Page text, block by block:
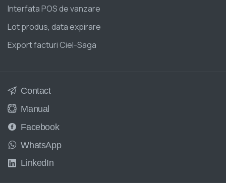
Interfata POS de vanzare
Lot produs, data expirare
Export facturi Ciel-Saga
Contact
Manual
Facebook
WhatsApp
LinkedIn